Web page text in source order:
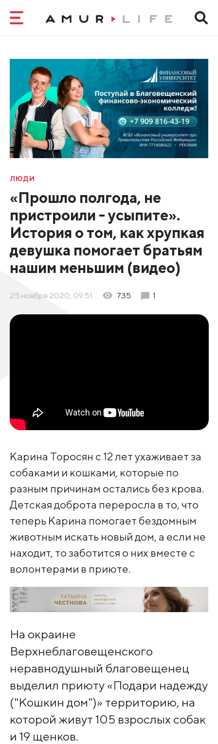
ЛЮДИ
«Прошло полгода, не
пристроили - усыпите».
История о том, как хрупкая
девушка помогает братьям
нашим меньшим (видео)
25 ноября 2020, 09:51 735 1
Карина Торосян с 12 лет ухаживает за
собаками и кошками, которые по
разным причинам остались без крова.
Детская доброта переросла в то, что
теперь Карина помогает бездомным
животным искать новый дом, а если не
находит, то заботится о них вместе с
волонтерами в приюте.
На окраине
Верхнеблаговещенского
неравнодушный благовещенец
выделил приюту «Подари надежду
("Кошкин дом")» территорию, на
которой живут 105 взрослых собак
и 19 щенков.